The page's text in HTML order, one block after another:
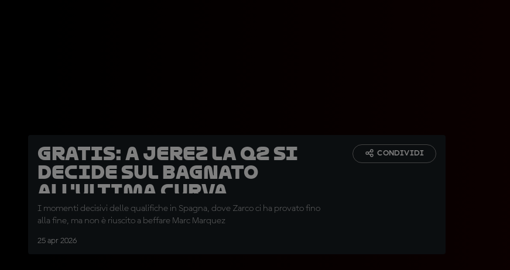
GRATIS: a Jerez la Q2 si
decide sul bagnato
all'ultima curva
I momenti decisivi delle qualifiche in Spagna, dove Zarco ci ha provato fino
alla fine, ma non è riuscito a beffare Marc Marquez
25 apr 2026
CONDIVIDI